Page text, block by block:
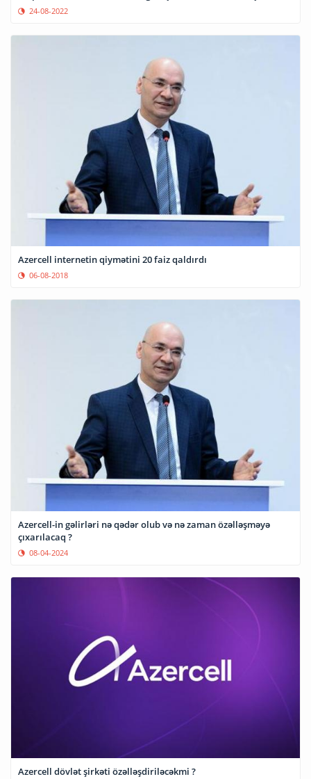
24-08-2022
Azercell internetin qiymətini 20 faiz qaldırdı
06-08-2018
Azercell-in gəlirləri nə qədər olub və nə zaman özəlləşməyə
çıxarılacaq ?
08-04-2024
Azercell dövlət şirkəti özəlləşdiriləcəkmi ?